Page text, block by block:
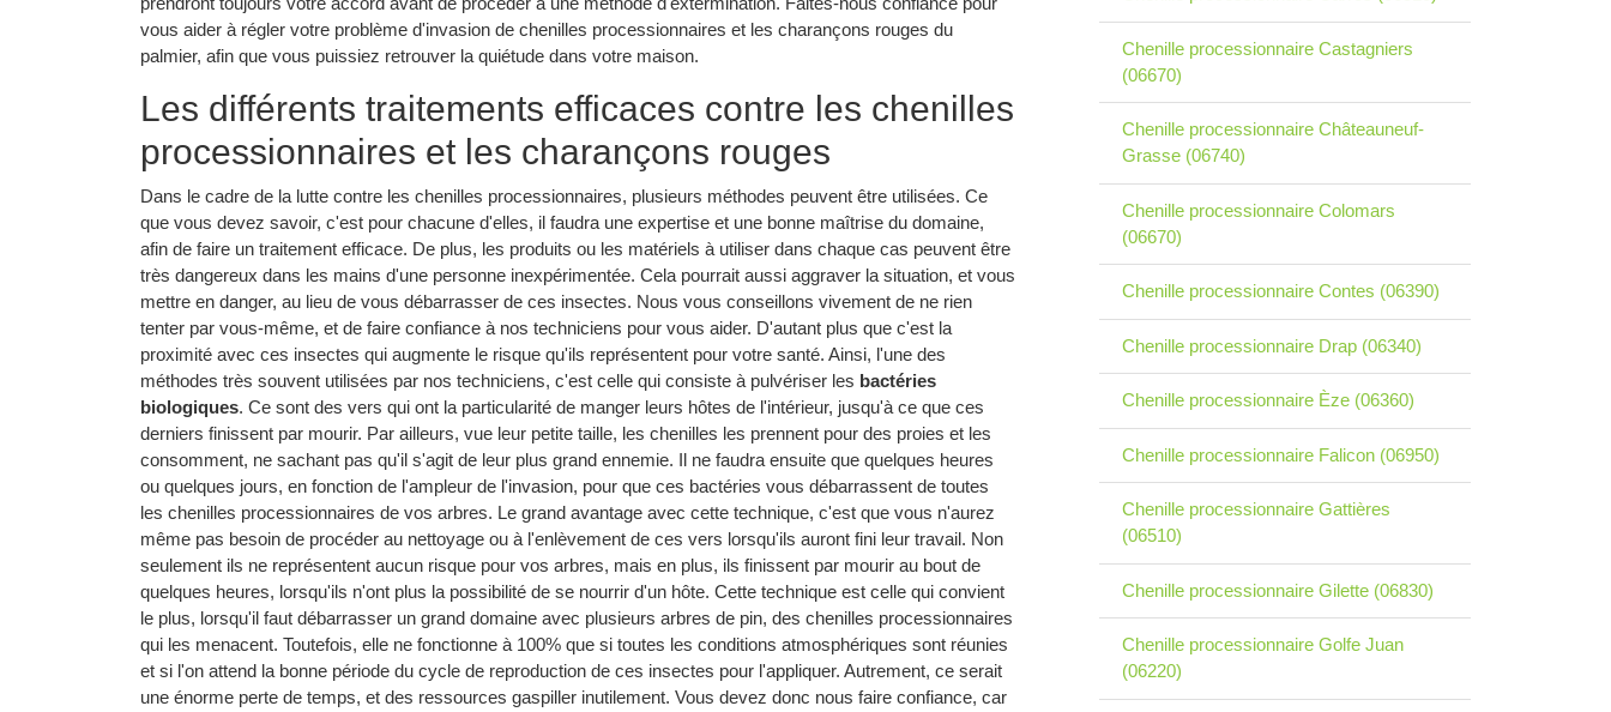
vous aider à régler votre problème d'invasion de chenilles processionnaires et les charançons rouges du
palmier, afin que vous puissiez retrouver la quiétude dans votre maison.
Les différents traitements efficaces contre les chenilles
processionnaires et les charançons rouges
Dans le cadre de la lutte contre les chenilles processionnaires, plusieurs méthodes peuvent être utilisées. Ce
que vous devez savoir, c'est pour chacune d'elles, il faudra une expertise et une bonne maîtrise du domaine,
afin de faire un traitement efficace. De plus, les produits ou les matériels à utiliser dans chaque cas peuvent être
très dangereux dans les mains d'une personne inexpérimentée. Cela pourrait aussi aggraver la situation, et vous
mettre en danger, au lieu de vous débarrasser de ces insectes. Nous vous conseillons vivement de ne rien
tenter par vous-même, et de faire confiance à nos techniciens pour vous aider. D'autant plus que c'est la
proximité avec ces insectes qui augmente le risque qu'ils représentent pour votre santé. Ainsi, l'une des
méthodes très souvent utilisées par nos techniciens, c'est celle qui consiste à pulvériser les bactéries
biologiques. Ce sont des vers qui ont la particularité de manger leurs hôtes de l'intérieur, jusqu'à ce que ces
derniers finissent par mourir. Par ailleurs, vue leur petite taille, les chenilles les prennent pour des proies et les
consomment, ne sachant pas qu'il s'agit de leur plus grand ennemie. Il ne faudra ensuite que quelques heures
ou quelques jours, en fonction de l'ampleur de l'invasion, pour que ces bactéries vous débarrassent de toutes
les chenilles processionnaires de vos arbres. Le grand avantage avec cette technique, c'est que vous n'aurez
même pas besoin de procéder au nettoyage ou à l'enlèvement de ces vers lorsqu'ils auront fini leur travail. Non
seulement ils ne représentent aucun risque pour vos arbres, mais en plus, ils finissent par mourir au bout de
quelques heures, lorsqu'ils n'ont plus la possibilité de se nourrir d'un hôte. Cette technique est celle qui convient
le plus, lorsqu'il faut débarrasser un grand domaine avec plusieurs arbres de pin, des chenilles processionnaires
qui les menacent. Toutefois, elle ne fonctionne à 100% que si toutes les conditions atmosphériques sont réunies
et si l'on attend la bonne période du cycle de reproduction de ces insectes pour l'appliquer. Autrement, ce serait
une énorme perte de temps, et des ressources gaspiller inutilement. Vous devez donc nous faire confiance, car
Chenille processionnaire Castagniers
(06670)
Chenille processionnaire Châteauneuf-
Grasse (06740)
Chenille processionnaire Colomars
(06670)
Chenille processionnaire Contes (06390)
Chenille processionnaire Drap (06340)
Chenille processionnaire Èze (06360)
Chenille processionnaire Falicon (06950)
Chenille processionnaire Gattières
(06510)
Chenille processionnaire Gilette (06830)
Chenille processionnaire Golfe Juan
(06220)